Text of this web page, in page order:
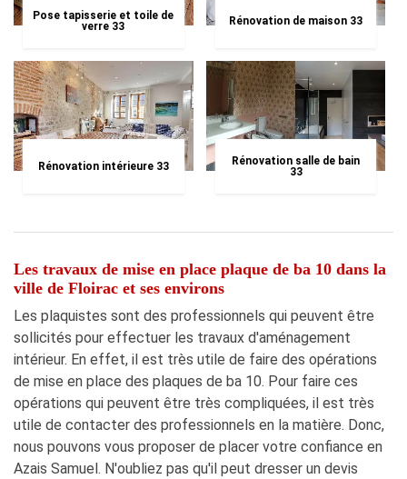
Pose tapisserie et toile de
verre 33
Rénovation de maison 33
Rénovation intérieure 33
Rénovation salle de bain
33
Les travaux de mise en place plaque de ba 10 dans la
ville de Floirac et ses environs
Les plaquistes sont des professionnels qui peuvent être
sollicités pour effectuer les travaux d'aménagement
intérieur. En effet, il est très utile de faire des opérations
de mise en place des plaques de ba 10. Pour faire ces
opérations qui peuvent être très compliquées, il est très
utile de contacter des professionnels en la matière. Donc,
nous pouvons vous proposer de placer votre confiance en
Azais Samuel. N'oubliez pas qu'il peut dresser un devis